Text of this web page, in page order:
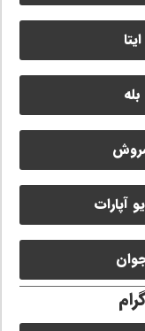
آپارات